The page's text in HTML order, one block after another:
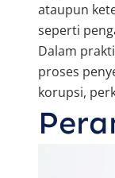
ataupun
seperti
Dalam
proses
korupsi,